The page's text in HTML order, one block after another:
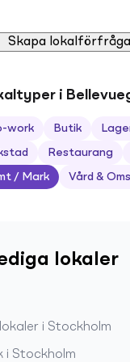
Skapa
i
work Butik
Restaurang
/ Mark Vård &
lokaler
i Stockholm
i Stockholm